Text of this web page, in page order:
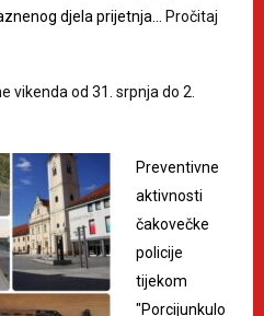
djela prijetnja… Pročitaj
vikenda od 31. srpnja do 2.
Preventivne
aktivnosti
čakovečke
policije
tijekom
"Porcijunkulo